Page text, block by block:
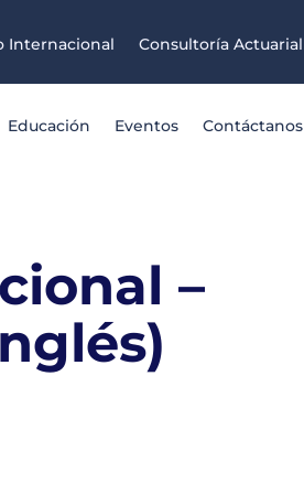
Internacional Consultoría Actuarial
Educación Eventos Contáctanos
–